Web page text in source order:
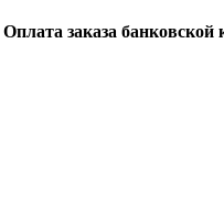
Оплата заказа банковской